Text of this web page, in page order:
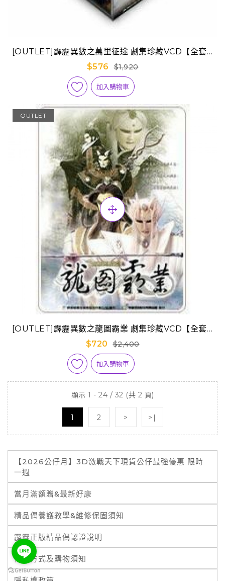
[OUTLET]霹靂異數之萬里征途 劇集珍藏VCD【全套1-
32章】
$576 $1,920
加入購物車
OUTLET
[OUTLET]霹靂異數之龍圖霸業 劇集珍藏VCD【全套1-
40章】
$720 $2,400
加入購物車
顯示 1 - 24 / 32 (共 2 頁)
1 2 > >|
【2026公仔月】3D激戰天下現貨公仔最強優惠 限時
一週
當月滿額贈&最新好康
精品偶養護教學&維修保固須知
霹靂正版精品偶認證說明
付款方式及購物須知